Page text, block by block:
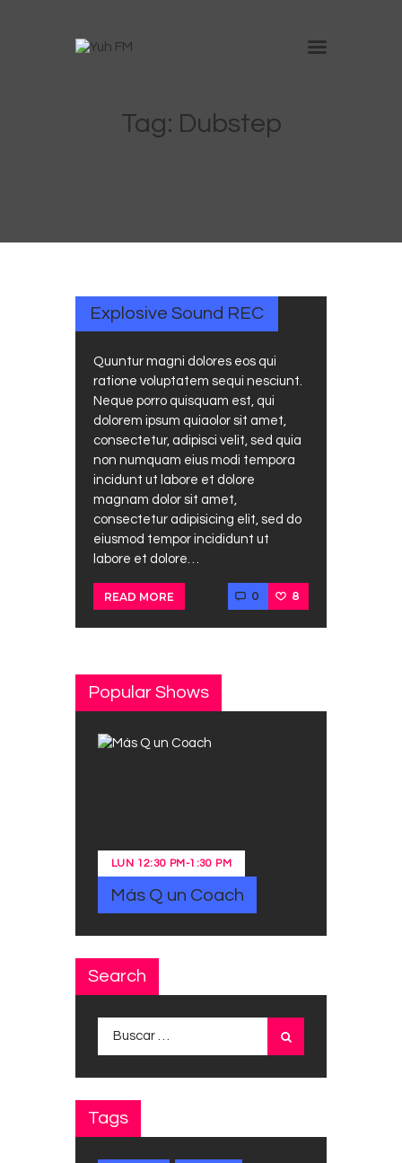
Tag: Dubstep
Nosotros
30, 2017
Explosive Sound REC
Quuntur magni dolores eos qui
ratione voluptatem sequi nesciunt.
Neque porro quisquam est, qui
dolorem ipsum quiaolor sit amet,
consectetur, adipisci velit, sed quia
non numquam eius modi tempora
incidunt ut labore et dolore
magnam dolor sit amet,
consectetur adipisicing elit, sed do
eiusmod tempor incididunt ut
labore et dolore…
READ MORE 0 8
Popular Shows
LUN 12:30 PM-1:30 PM
Más Q un Coach
Search
Tags